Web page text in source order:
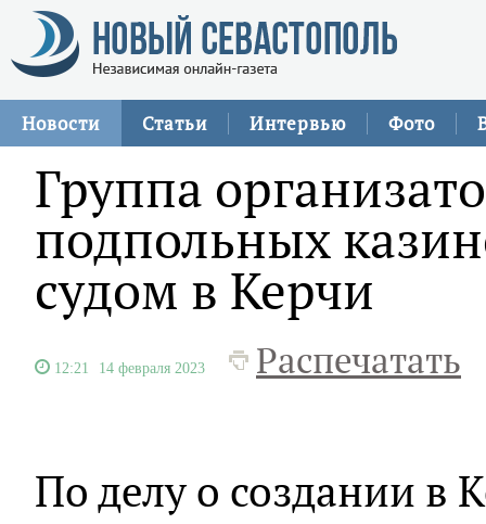
Новости Статьи Интервью Фото
Группа
подпольных
судом в Керчи
12:21 14 февраля 2023 Распечатать
По делу о создании в